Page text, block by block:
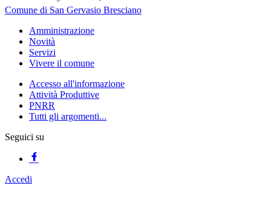
Comune di San Gervasio Bresciano
Amministrazione
Novità
Servizi
Vivere il comune
Accesso all'informazione
Attività Produttive
PNRR
Tutti gli argomenti...
Seguici su
Accedi